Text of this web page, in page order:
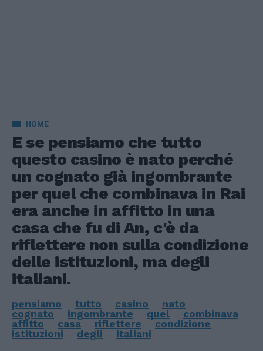
HOME
E se pensiamo che tutto
questo casino è nato perché
un cognato già ingombrante
per quel che combinava in Rai
era anche in affitto in una
casa che fu di An, c'è da
riflettere non sulla condizione
delle istituzioni, ma degli
italiani.
pensiamo tutto casino
nato
cognato
ingombrante quel
combinava
affitto
casa riflettere
condizione
istituzioni
degli italiani